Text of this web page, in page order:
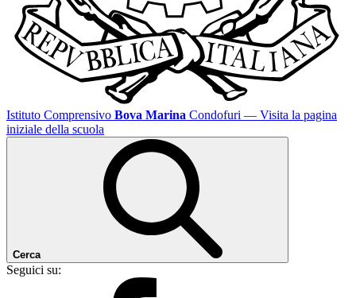
Istituto Comprensivo Bova Marina Condofuri — Visita la pagina
iniziale della scuola
Cerca
Seguici su: